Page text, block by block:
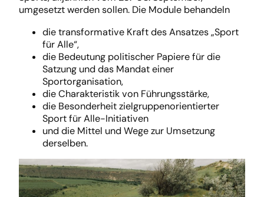
umgesetzt werden sollen. Die Module behandeln
die transformative Kraft des Ansatzes „Sport
für Alle“,
die Bedeutung politischer Papiere für die
Satzung und das Mandat einer
Sportorganisation,
die Charakteristik von Führungsstärke,
die Besonderheit zielgruppenorientierter
Sport für Alle-Initiativen
und die Mittel und Wege zur Umsetzung
derselben.